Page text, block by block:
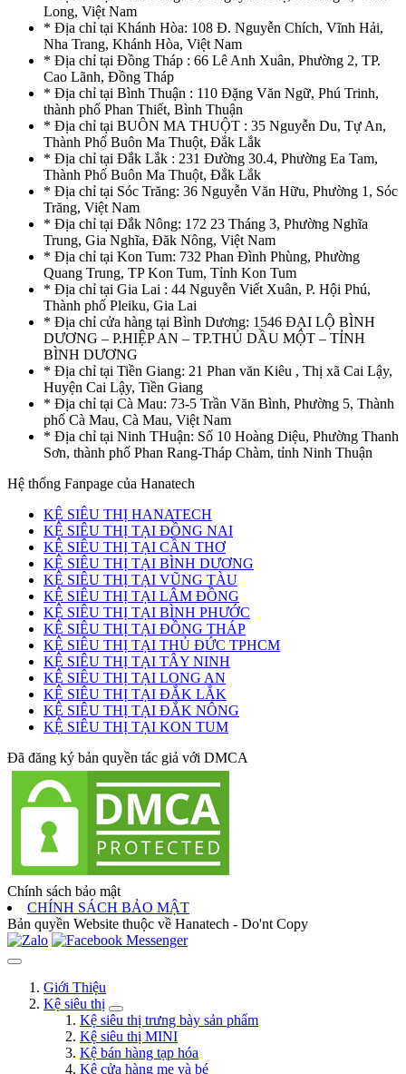
Long, Việt Nam
* Địa chỉ tại Khánh Hòa: 108 Đ. Nguyễn Chích, Vĩnh Hải,
Nha Trang, Khánh Hòa, Việt Nam
* Địa chỉ tại Đồng Tháp : 66 Lê Anh Xuân, Phường 2, TP.
Cao Lãnh, Đồng Tháp
* Địa chỉ tại Bình Thuận : 110 Đặng Văn Ngữ, Phú Trinh,
thành phố Phan Thiết, Bình Thuận
* Địa chỉ tại BUÔN MA THUỘT : 35 Nguyễn Du, Tự An,
Thành Phố Buôn Ma Thuột, Đắk Lắk
* Địa chỉ tại Đắk Lắk : 231 Đường 30.4, Phường Ea Tam,
Thành Phố Buôn Ma Thuột, Đắk Lắk
* Địa chỉ tại Sóc Trăng: 36 Nguyễn Văn Hữu, Phường 1, Sóc
Trăng, Việt Nam
* Địa chỉ tại Đắk Nông: 172 23 Tháng 3, Phường Nghĩa
Trung, Gia Nghĩa, Đăk Nông, Việt Nam
* Địa chỉ tại Kon Tum: 732 Phan Đình Phùng, Phường
Quang Trung, TP Kon Tum, Tỉnh Kon Tum
* Địa chỉ tại Gia Lai : 44 Nguyễn Viết Xuân, P. Hội Phú,
Thành phố Pleiku, Gia Lai
* Địa chỉ cửa hàng tại Bình Dương: 1546 ĐẠI LỘ BÌNH
DƯƠNG – P.HIỆP AN – TP.THỦ DẦU MỘT – TỈNH
BÌNH DƯƠNG
* Địa chỉ tại Tiền Giang: 21 Phan văn Kiêu , Thị xã Cai Lậy,
Huyện Cai Lậy, Tiền Giang
* Địa chỉ tại Cà Mau: 73-5 Trần Văn Bình, Phường 5, Thành
phố Cà Mau, Cà Mau, Việt Nam
* Địa chỉ tại Ninh THuận: Số 10 Hoàng Diệu, Phường Thanh
Sơn, thành phố Phan Rang-Tháp Chàm, tỉnh Ninh Thuận
Hệ thống Fanpage của Hanatech
KỆ SIÊU THỊ HANATECH
KỆ SIÊU THỊ TẠI ĐỒNG NAI
KỆ SIÊU THỊ TẠI CẦN THƠ
KỆ SIÊU THỊ TẠI BÌNH DƯƠNG
KỆ SIÊU THỊ TẠI VŨNG TÀU
KỆ SIÊU THỊ TẠI LÂM ĐỒNG
KỆ SIÊU THỊ TẠI BÌNH PHƯỚC
KỆ SIÊU THỊ TẠI ĐỒNG THÁP
KỆ SIÊU THỊ TẠI THỦ ĐỨC TPHCM
KỆ SIÊU THỊ TẠI TÂY NINH
KỆ SIÊU THỊ TẠI LONG AN
KỆ SIÊU THỊ TẠI ĐẮK LẮK
KỆ SIÊU THỊ TẠI ĐẮK NÔNG
KỆ SIÊU THỊ TẠI KON TUM
Đã đăng ký bản quyền tác giả với DMCA
Chính sách bảo mật
CHÍNH SÁCH BẢO MẬT
Bản quyền Website thuộc về Hanatech - Do'nt Copy
Giới Thiệu
Kệ siêu thị
Kệ siêu thị trưng bày sản phẩm
Kệ siêu thị MINI
Kệ bán hàng tạp hóa
Kệ cửa hàng mẹ và bé